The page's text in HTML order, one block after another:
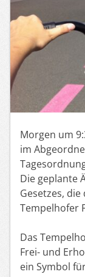
Morgen um
im
Die geplante
Gesetzes,
Tempelhofer
Das
Frei- und
ein Symbol